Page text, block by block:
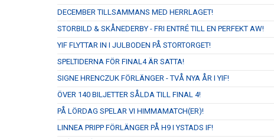
DECEMBER TILLSAMMANS MED HERRLAGET!
STORBILD & SKÅNEDERBY - FRI ENTRÉ TILL EN PERFEKT AW!
YIF FLYTTAR IN I JULBODEN PÅ STORTORGET!
SPELTIDERNA FÖR FINAL4 ÄR SATTA!
SIGNE HRENCZUK FÖRLÄNGER - TVÅ NYA ÅR I YIF!
ÖVER 140 BILJETTER SÅLDA TILL FINAL 4!
PÅ LÖRDAG SPELAR VI HIMMAMATCH(ER)!
LINNEA PRIPP FÖRLÄNGER PÅ H9 I YSTADS IF!